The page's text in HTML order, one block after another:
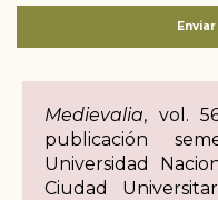
Medievalia, vol.
publicación
Universidad
Ciudad